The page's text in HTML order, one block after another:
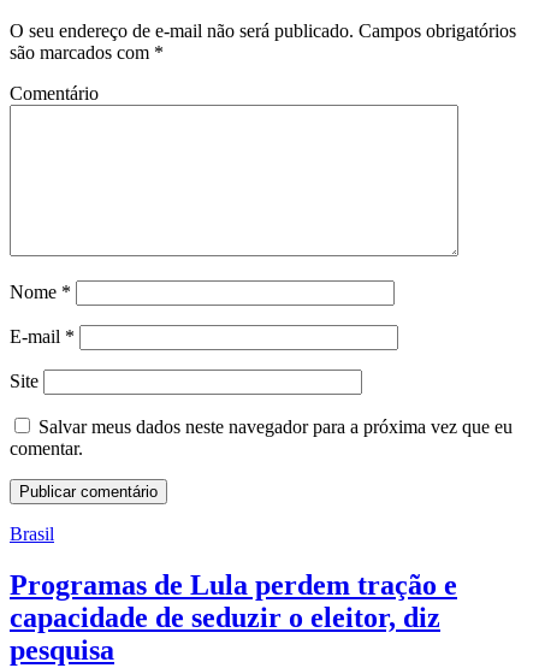
O seu endereço de e-mail não será publicado. Campos obrigatórios
são marcados com *
Comentário
Nome *
E-mail *
Site
Salvar meus dados neste navegador para a próxima vez que eu
comentar.
Brasil
Programas de Lula perdem tração e
capacidade de seduzir o eleitor, diz
pesquisa